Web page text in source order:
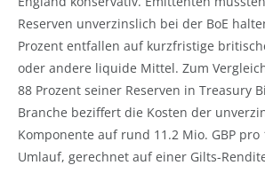
Reserven unverzinslich bei der BoE
Prozent entfallen auf kurzfristige
oder andere liquide Mittel. Zum
88 Prozent seiner Reserven in Treasury
Branche beziffert die Kosten der
Komponente auf rund 11.2 Mio. GBP pro
Umlauf, gerechnet auf einer Gilts-